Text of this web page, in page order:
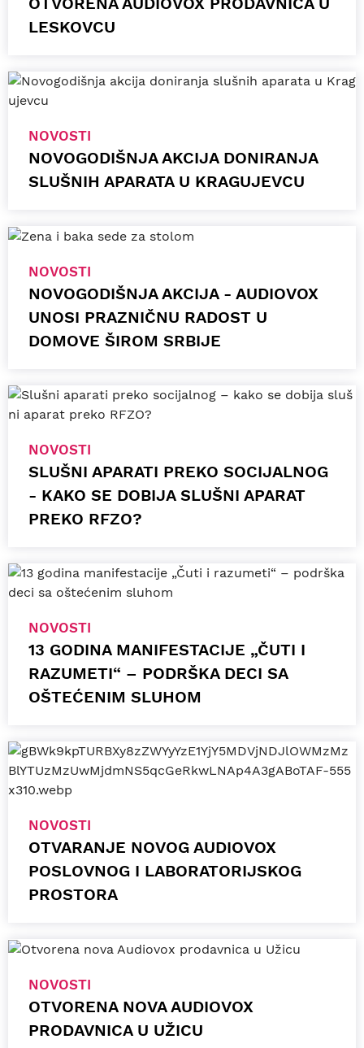
LESKOVCU
NOVOSTI
NOVOGODIŠNJA AKCIJA DONIRANJA
SLUŠNIH APARATA U KRAGUJEVCU
NOVOSTI
NOVOGODIŠNJA AKCIJA - AUDIOVOX
UNOSI PRAZNIČNU RADOST U
DOMOVE ŠIROM SRBIJE
NOVOSTI
SLUŠNI APARATI PREKO SOCIJALNOG
- KAKO SE DOBIJA SLUŠNI APARAT
PREKO RFZO?
NOVOSTI
13 GODINA MANIFESTACIJE „ČUTI I
RAZUMETI“ – PODRŠKA DECI SA
OŠTEĆENIM SLUHOM
NOVOSTI
OTVARANJE NOVOG AUDIOVOX
POSLOVNOG I LABORATORIJSKOG
PROSTORA
NOVOSTI
OTVORENA NOVA AUDIOVOX
PRODAVNICA U UŽICU